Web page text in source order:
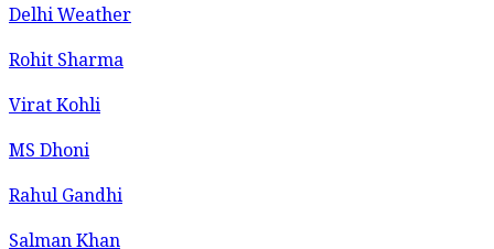
Delhi Weather
Rohit Sharma
Virat Kohli
MS Dhoni
Rahul Gandhi